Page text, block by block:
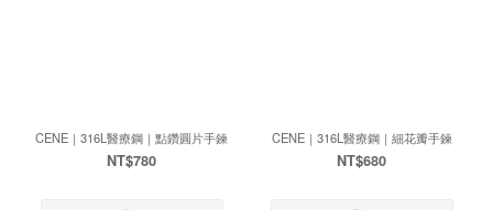
CENE｜316L醫療鋼｜點鑽圓片手鍊
NT$780
CENE｜316L醫療鋼｜細花瓣手鍊
NT$680